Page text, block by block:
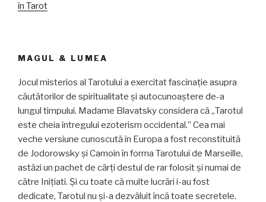
în Tarot
MAGUL & LUMEA
Jocul misterios al Tarotului a exercitat fascinație asupra
căutătorilor de spiritualitate și autocunoaștere de-a
lungul timpului. Madame Blavatsky considera că „Tarotul
este cheia întregului ezoterism occidental.” Cea mai
veche versiune cunoscută în Europa a fost reconstituită
de Jodorowsky și Camoin în forma Tarotului de Marseille,
astăzi un pachet de cărți destul de rar folosit și numai de
către Inițiati. Și cu toate că multe lucrări i-au fost
dedicate, Tarotul nu și-a dezvăluit încă toate secretele.